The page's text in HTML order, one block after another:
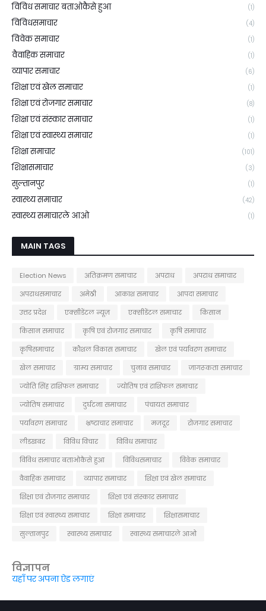
विविध समाचार बताओकैसे हुआ (1)
विविधसमाचार (4)
विवेक समाचार (1)
वैवाहिक समाचार (1)
व्यापार समाचार (6)
शिक्षा एवं खेल समाचार (1)
शिक्षा एवं रोजगार समाचार (8)
शिक्षा एवं संस्कार समाचार (1)
शिक्षा एवं स्वास्थ्य समाचार (1)
शिक्षा समाचार (101)
शिक्षासमाचार (3)
सुल्तानपुर (1)
स्वास्थ्य समाचार (42)
स्वास्थ्य समाचारले आओ (1)
MAIN TAGS
Election News अतिक्रमण समाचार अपराध
अपराध समाचार
अपराधसमाचार
अमेठी आकाश समाचार
आपदा समाचार
उत्तर प्रदेश
एक्सीडेंटल न्यूज़ एक्सीडेंटल समाचार
किसान
किसान समाचार
कृषि एवं रोजगार समाचार
कृषि समाचार
कृषिसमाचार
कौशल विकास समाचार
खेल एवं पर्यावरण समाचार
खेल समाचार
ग्राम्य समाचार चुनाव समाचार
जागरूकता समाचार
ज्योति सिंह राशिफल समाचार
ज्योतिष एवं राशिफल समाचार
ज्योतिष समाचार
दुर्घटना समाचार
पंचायत समाचार
पर्यावरण समाचार
भ्रष्टाचार समाचार मजदूर
रोजगार समाचार
लीडखबर
विविध विचार
विविध समाचार
विविध समाचार बताओकैसे हुआ
विविधसमाचार
विवेक समाचार
वैवाहिक समाचार
व्यापार समाचार
शिक्षा एवं खेल समाचार
शिक्षा एवं रोजगार समाचार
शिक्षा एवं संस्कार समाचार
शिक्षा एवं स्वास्थ्य समाचार
शिक्षा समाचार
शिक्षासमाचार
सुल्तानपुर
स्वास्थ्य समाचार स्वास्थ्य समाचारले आओ
विज्ञापन
यहाँ पर अपना ऐड लगाएं